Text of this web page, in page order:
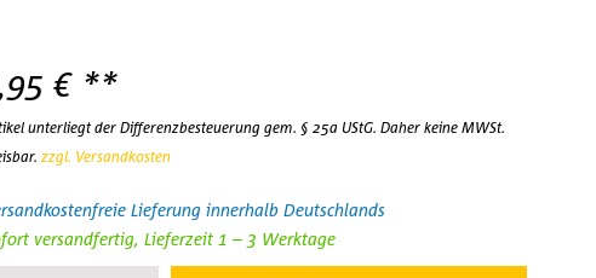
€ **
unterliegt der Differenzbesteuerung gem. § 25a UStG. Daher keine MWSt.
zzgl. Versandkosten
Lieferung innerhalb Deutschlands
versandfertig, Lieferzeit 1 – 3 Werktage